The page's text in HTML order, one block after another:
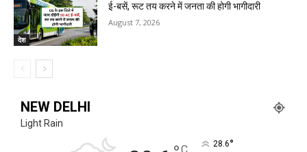
देश
ई-बसें, रूट तय करने में जनता की होगी भागीदारी
August 7, 2026
NEW DELHI
Light Rain
28.6°